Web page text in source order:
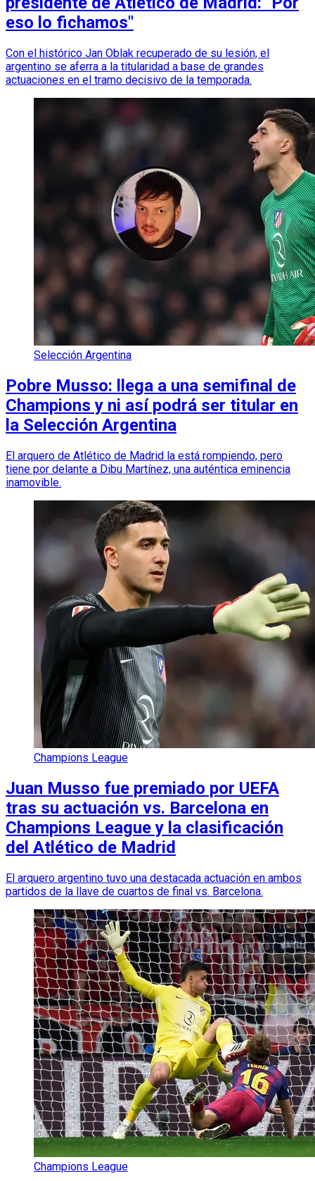
eso lo fichamos"
Con el histórico Jan Oblak recuperado de su lesión, el
argentino se aferra a la titularidad a base de grandes
actuaciones en el tramo decisivo de la temporada.
Selección Argentina
Pobre Musso: llega a una semifinal de
Champions y ni así podrá ser titular en
la Selección Argentina
El arquero de Atlético de Madrid la está rompiendo, pero
tiene por delante a Dibu Martínez, una auténtica eminencia
inamovible.
Champions League
Juan Musso fue premiado por UEFA
tras su actuación vs. Barcelona en
Champions League y la clasificación
del Atlético de Madrid
El arquero argentino tuvo una destacada actuación en ambos
partidos de la llave de cuartos de final vs. Barcelona.
Champions League